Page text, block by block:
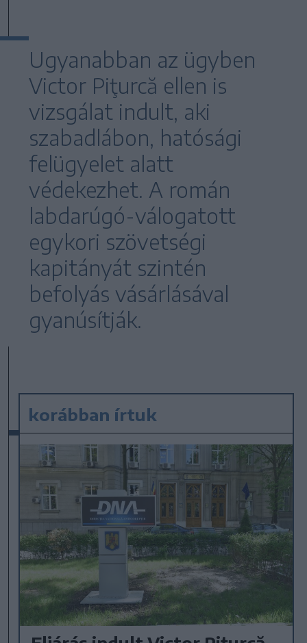
Ugyanabban az ügyben
Victor Piţurcă ellen is
vizsgálat indult, aki
szabadlábon, hatósági
felügyelet alatt
védekezhet. A román
labdarúgó-válogatott
egykori szövetségi
kapitányát szintén
befolyás vásárlásával
gyanúsítják.
korábban írtuk